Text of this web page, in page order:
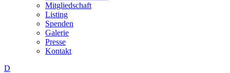
Mitgliedschaft
Listing
Spenden
Galerie
Presse
Kontakt
D